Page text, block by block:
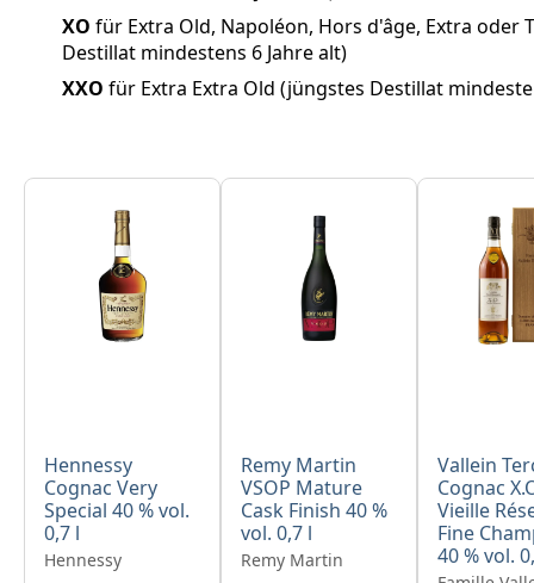
XO für Extra Old, Napoléon, Hors d'âge, Extra oder
Destillat mindestens 6 Jahre alt)
XXO für Extra Extra Old (jüngstes Destillat
Produktgalerie überspringen
Hennessy
Cognac Very
Special 40 % vol.
0,7 l
Hennessy
Remy Martin
VSOP Mature
Cask Finish 40 %
vol. 0,7 l
Remy Martin
Vallein
Cognac
Vieille
Fine
40 % vol.